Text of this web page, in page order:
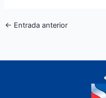
← Entrada anterior